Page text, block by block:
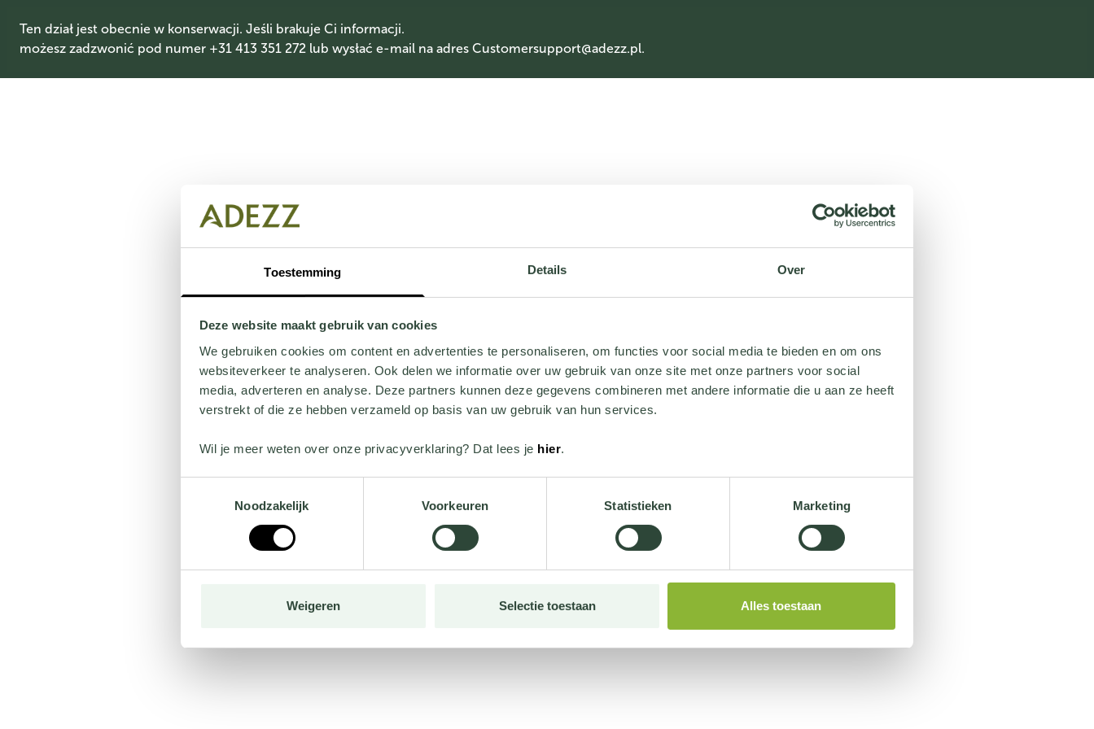
Toestemming Details Over
Deze website maakt gebruik van cookies
We gebruiken cookies om content en advertenties te personaliseren, om functies voor social media te bieden en om ons
websiteverkeer te analyseren. Ook delen we informatie over uw gebruik van onze site met onze partners voor social
media, adverteren en analyse. Deze partners kunnen deze gegevens combineren met andere informatie die u aan ze heeft
verstrekt of die ze hebben verzameld op basis van uw gebruik van hun services.
Wil je meer weten over onze privacyverklaring? Dat lees je hier.
Noodzakelijk
Voorkeuren Statistieken Marketing
Weigeren Selectie toestaan Alles toestaan
Ten dział jest obecnie w konserwacji. Jeśli brakuje Ci informacji.
możesz zadzwonić pod numer +31 413 351 272 lub wysłać e-mail na adres Customersupport@adezz.pl.